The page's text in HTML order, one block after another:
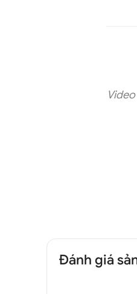
Đánh giá